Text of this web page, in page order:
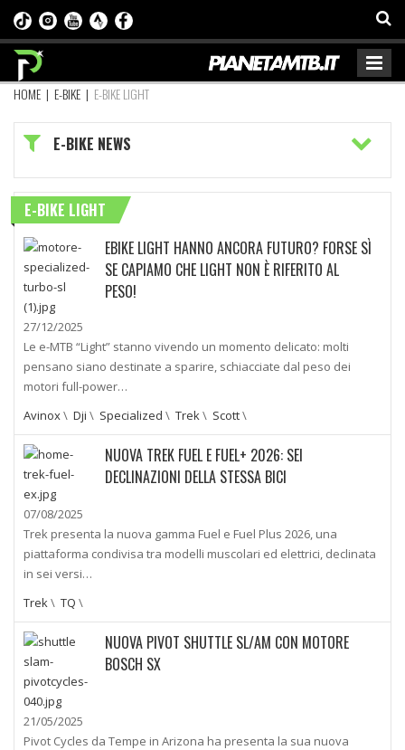
HOME | E-BIKE | E-BIKE LIGHT
E-BIKE NEWS
E-BIKE LIGHT
EBIKE LIGHT HANNO ANCORA FUTURO? FORSE SÌ
SE CAPIAMO CHE LIGHT NON È RIFERITO AL
PESO!
27/12/2025
Le e-MTB “Light” stanno vivendo un momento delicato: molti
pensano siano destinate a sparire, schiacciate dal peso dei
motori full-power…
Avinox\ Dji \ Specialized \ Trek \ Scott\
NUOVA TREK FUEL E FUEL+ 2026: SEI
DECLINAZIONI DELLA STESSA BICI
07/08/2025
Trek presenta la nuova gamma Fuel e Fuel Plus 2026, una
piattaforma condivisa tra modelli muscolari ed elettrici, declinata
in sei versi…
Trek \ TQ \
NUOVA PIVOT SHUTTLE SL/AM CON MOTORE
BOSCH SX
21/05/2025
Pivot Cycles da Tempe in Arizona ha presenta la sua nuova